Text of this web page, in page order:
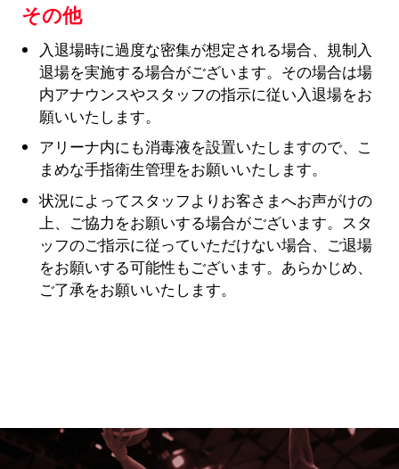
その他
入退場時に過度な密集が想定される場合、規制入
退場を実施する場合がございます。その場合は場
内アナウンスやスタッフの指示に従い入退場をお
願いいたします。
アリーナ内にも消毒液を設置いたしますので、こ
まめな手指衛生管理をお願いいたします。
状況によってスタッフよりお客さまへお声がけの
上、ご協力をお願いする場合がございます。スタ
ッフのご指示に従っていただけない場合、ご退場
をお願いする可能性もございます。あらかじめ、
ご了承をお願いいたします。